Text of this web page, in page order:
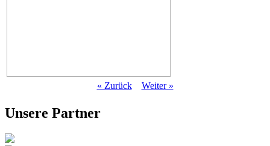
« Zurück Weiter »
Unsere Partner